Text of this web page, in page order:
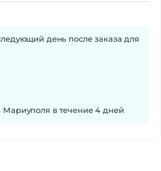
день после заказа для
Мариуполя в течение 4 дней